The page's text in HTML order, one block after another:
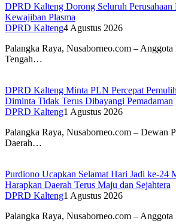
DPRD Kalteng Dorong Seluruh Perusahaan
Kewajiban Plasma
DPRD Kalteng4 Agustus 2026
Palangka Raya, Nusaborneo.com –
Tengah…
DPRD Kalteng Minta PLN Percepat
Diminta Tidak Terus Dibayangi Pemadaman
DPRD Kalteng1 Agustus 2026
Palangka Raya, Nusaborneo.com – Dewan
Daerah…
Purdiono Ucapkan Selamat Hari Jadi ke-24
Harapkan Daerah Terus Maju dan Sejahtera
DPRD Kalteng1 Agustus 2026
Palangka Raya, Nusaborneo.com –